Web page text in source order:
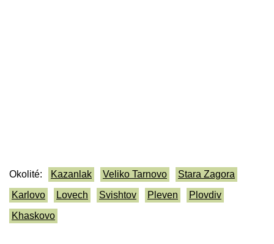
Okolité: Kazanlak Veliko Tarnovo
Stara Zagora
Karlovo
Lovech Svishtov Pleven
Plovdiv
Khaskovo